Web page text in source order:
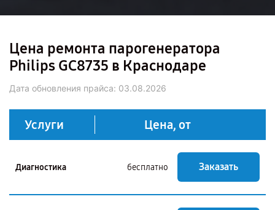
Цена ремонта парогенератора
Philips GC8735 в Краснодаре
Дата обновления прайса: 03.08.2026
Услуги Цена, от
Диагностика бесплатно Заказать